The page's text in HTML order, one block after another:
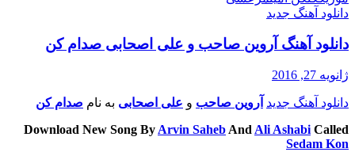
دانلود آهنگ جدید
دانلود آهنگ آروین صاحب و علی اصحابی صدام کن
ژانویه 27, 2016
دانلود آهنگ جدید آروین صاحب و علی اصحابی به نام صدام کن
Download New Song By Arvin Saheb And Ali Ashabi Called
Sedam Kon